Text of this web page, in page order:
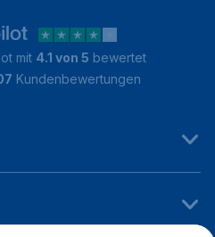
mit 4.1 von 5 bewertet
Kundenbewertungen